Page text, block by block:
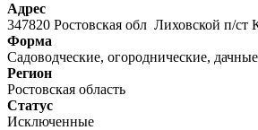
Адрес
347820 Ростовская обл Лиховской п/
Форма
Садоводческие, огороднические,
Регион
Ростовская область
Статус
Исключенные